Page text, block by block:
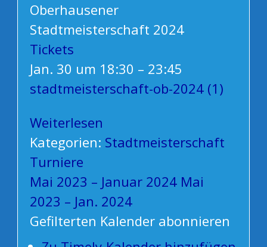
Oberhausener
Stadtmeisterschaft 2024
Tickets
Jan. 30 um 18:30 – 23:45
stadtmeisterschaft-ob-2024 (1)
Weiterlesen
Kategorien: Stadtmeisterschaft
Turniere
Mai 2023 – Januar 2024 Mai
2023 – Jan. 2024
Gefilterten Kalender abonnieren